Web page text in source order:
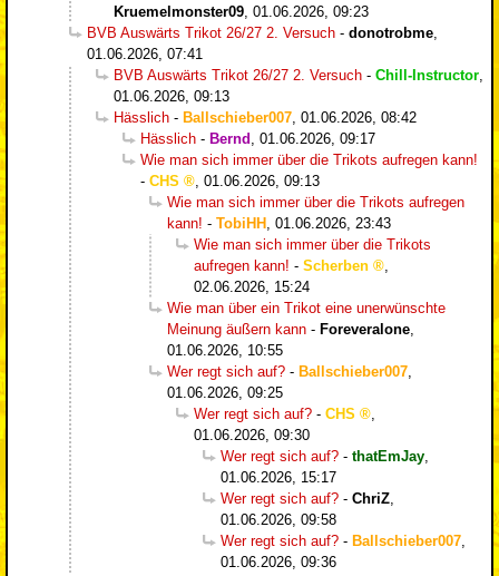
Kruemelmonster09 01.06.2026, 09:23
BVB Auswärts Trikot 26/27 2. Versuch - donotrobme
01.06.2026, 07:41
BVB Auswärts Trikot 26/27 2. Versuch - Chill-Instructor
01.06.2026, 09:13
Hässlich - Ballschieber007 01.06.2026, 08:42
Hässlich - Bernd
01.06.2026, 09:17
Wie man sich immer über die Trikots aufregen kann!
- CHS
01.06.2026, 09:13
Wie man sich immer über die Trikots aufregen
kann! - TobiHH
01.06.2026, 23:43
Wie man sich immer über die Trikots
aufregen kann! - Scherben
02.06.2026, 15:24
Wie man über ein Trikot eine unerwünschte
Meinung äußern kann - Foreveralone
01.06.2026, 10:55
Wer regt sich auf? - Ballschieber007
01.06.2026, 09:25
Wer regt sich auf? - CHS
01.06.2026, 09:30
Wer regt sich auf? - thatEmJay
01.06.2026, 15:17
Wer regt sich auf? - ChriZ
01.06.2026, 09:58
Wer regt sich auf? - Ballschieber007
01.06.2026, 09:36